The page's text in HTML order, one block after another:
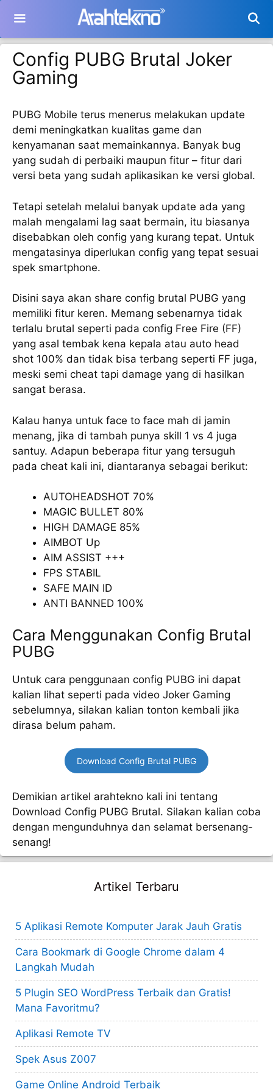
isi
Config PUBG Brutal Joker
Gaming
PUBG Mobile terus menerus melakukan update
demi meningkatkan kualitas game dan
kenyamanan saat memainkannya. Banyak bug
yang sudah di perbaiki maupun fitur – fitur dari
versi beta yang sudah aplikasikan ke versi global.
Tetapi setelah melalui banyak update ada yang
malah mengalami lag saat bermain, itu biasanya
disebabkan oleh config yang kurang tepat. Untuk
mengatasinya diperlukan config yang tepat sesuai
spek smartphone.
Disini saya akan share config brutal PUBG yang
memiliki fitur keren. Memang sebenarnya tidak
terlalu brutal seperti pada config Free Fire (FF)
yang asal tembak kena kepala atau auto head
shot 100% dan tidak bisa terbang seperti FF juga,
meski semi cheat tapi damage yang di hasilkan
sangat berasa.
Kalau hanya untuk face to face mah di jamin
menang, jika di tambah punya skill 1 vs 4 juga
santuy. Adapun beberapa fitur yang tersuguh
pada cheat kali ini, diantaranya sebagai berikut:
AUTOHEADSHOT 70%
MAGIC BULLET 80%
HIGH DAMAGE 85%
AIMBOT Up
AIM ASSIST +++
FPS STABIL
SAFE MAIN ID
ANTI BANNED 100%
Cara Menggunakan Config Brutal
PUBG
Untuk cara penggunaan config PUBG ini dapat
kalian lihat seperti pada video Joker Gaming
sebelumnya, silakan kalian tonton kembali jika
dirasa belum paham.
Download Config Brutal PUBG
Demikian artikel arahtekno kali ini tentang
Download Config PUBG Brutal. Silakan kalian coba
dengan mengunduhnya dan selamat bersenang-
senang!
Artikel Terbaru
5 Aplikasi Remote Komputer Jarak Jauh Gratis
Cara Bookmark di Google Chrome dalam 4
Langkah Mudah
5 Plugin SEO WordPress Terbaik dan Gratis!
Mana Favoritmu?
Aplikasi Remote TV
Spek Asus Z007
Game Online Android Terbaik